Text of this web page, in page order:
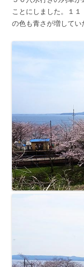
ことにしました。１
の色も青さが増してい